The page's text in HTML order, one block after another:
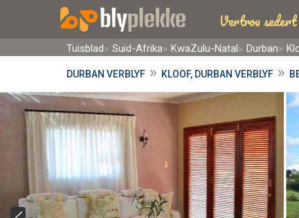
Vertrou sedert
Tuisblad Suid-Afrika KwaZulu-Natal Durban
DURBAN VERBLYF » KLOOF, DURBAN VERBLYF »